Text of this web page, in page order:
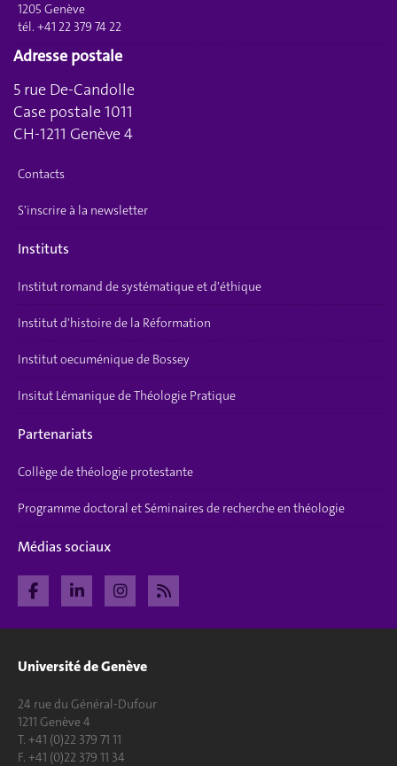
1205 Genève
tél. +41 22 379 74 22
Adresse postale
5 rue De-Candolle
Case postale 1011
CH-1211 Genève 4
Contacts
S'inscrire à la newsletter
Instituts
Institut romand de systématique et d'éthique
Institut d'histoire de la Réformation
Institut oecuménique de Bossey
Insitut Lémanique de Théologie Pratique
Partenariats
Collège de théologie protestante
Programme doctoral et Séminaires de recherche en théologie
Médias sociaux
Université de Genève
24 rue du Général-Dufour
1211 Genève 4
T. +41 (0)22 379 71 11
F. +41 (0)22 379 11 34